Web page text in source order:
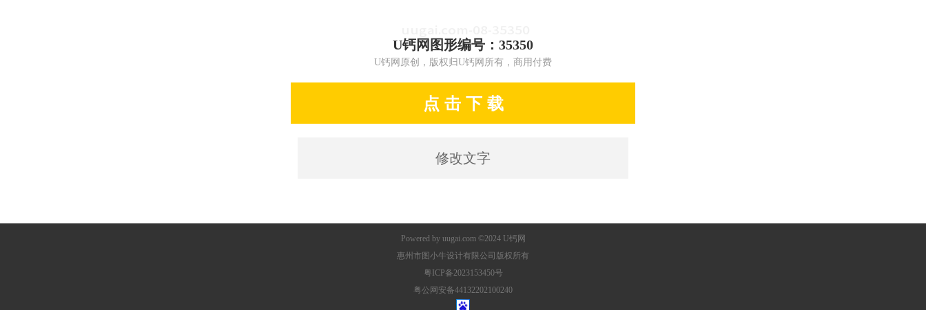
U钙网图形编号：35350
U钙网原创，版权归U钙网所有，商用付费
点 击 下 载
修改文字
Powered by uugai.com©2024 U钙网
惠州市图小牛设计有限公司版权所有
粤ICP备2023153450号
粤公网安备44132202100240